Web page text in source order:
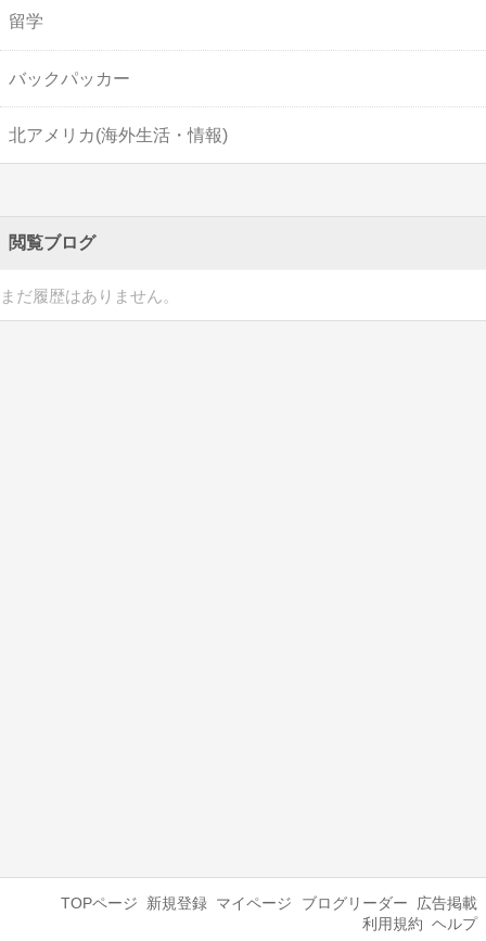
留学
バックパッカー
北アメリカ(海外生活・情報)
閲覧ブログ
まだ履歴はありません。
TOPページ 新規登録 マイページ ブログリーダー
広告掲載
利用規約 ヘルプ